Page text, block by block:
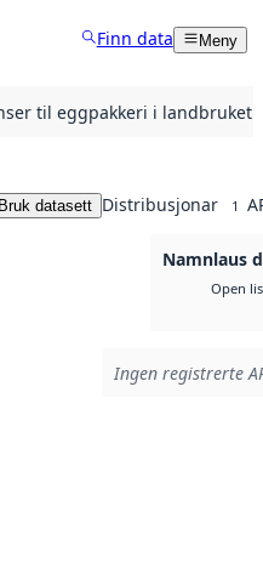
Finn data Meny
til eggpakkeri i landbruket
Bruk datasett Distribusjonar 1
Namnlaus
Open
Ingen registrerte